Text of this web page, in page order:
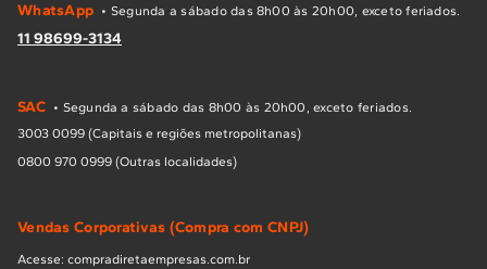
(grades) e botões genuínos resistem melhor às altas
temperaturas e ao uso severo do dia a dia, mantendo a
Principais Peças Disponíveis:
No catálogo oficial, você encontra todos os componentes
Mesa e Queimadores:Espalhadores, queimadores,
trempes (grades), botões (manípulos) e vedações de
WhatsApp • Segunda a sábado das 8h00 às 20h00, exceto feriados.
11 98699-3134
SAC • Segunda a sábado das 8h00 às 20h00, exceto feriados.
3003 0099 (Capitais e regiões metropolitanas)
0800 970 0999 (Outras localidades)
Vendas Corporativas (Compra com CNPJ)
Acesse: compradiretaempresas.com.br